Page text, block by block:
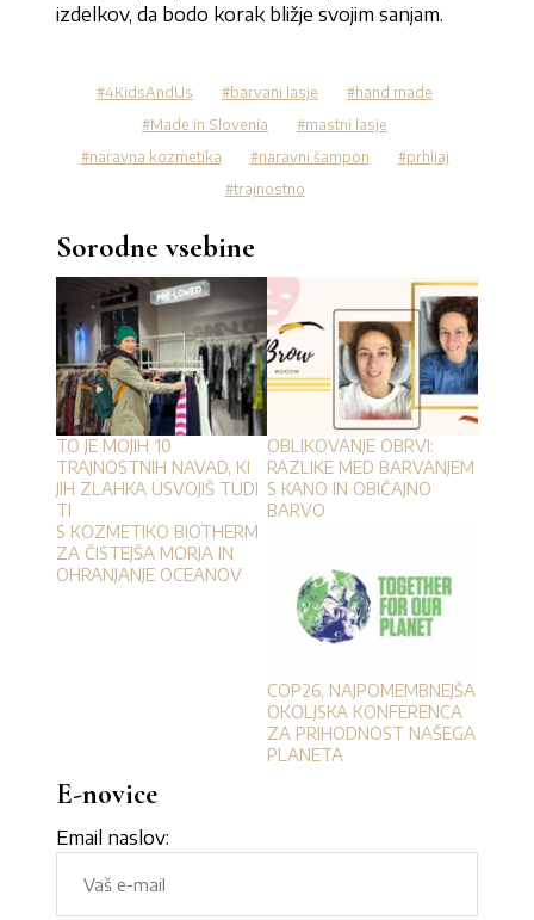
izdelkov, da bodo korak bližje svojim sanjam.
4KidsAndUs barvani lasje
hand made
Made in Slovenia
mastni lasje
naravna kozmetika
naravni šampon
prhljaj
trajnostno
Sorodne vsebine
TO JE MOJIH 10
TRAJNOSTNIH NAVAD, KI
JIH ZLAHKA USVOJIŠ TUDI
TI
OBLIKOVANJE OBRVI:
RAZLIKE MED BARVANJEM
S KANO IN OBIČAJNO
BARVO
S KOZMETIKO BIOTHERM
ZA ČISTEJŠA MORJA IN
OHRANJANJE OCEANOV
COP26, NAJPOMEMBNEJŠA
OKOLJSKA KONFERENCA
ZA PRIHODNOST NAŠEGA
PLANETA
E-novice
Email naslov: